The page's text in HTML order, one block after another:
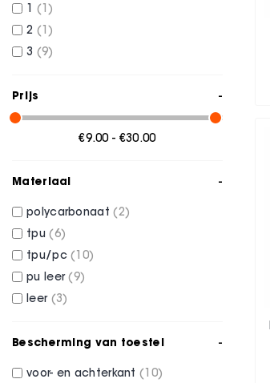
1
1
2
1
3
9
Prijs
€9.00 - €30.00
Materiaal
polycarbonaat
2
tpu
6
tpu/pc
10
pu leer
9
leer
3
Bescherming van toestel
voor- en achterkant
10